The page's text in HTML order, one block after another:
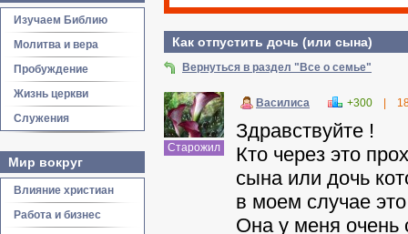
Изучаем Библию
Молитва и вера
Пробуждение
Жизнь церкви
Служения
Мир вокруг
Влияние христиан
Работа и бизнес
Как отпустить дочь (или сына)
Вернуться в раздел "Все о семье"
Старожил
Василиса +300
Здравствуйте !
Кто через это
сына или дочь
в моем случае
Она у меня очень